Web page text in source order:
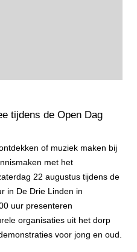
tijdens de Open Dag
of muziek maken bij
met het
22 augustus tijdens de
in De Drie Linden in
uur presenteren
organisaties uit het dorp
voor jong en oud.